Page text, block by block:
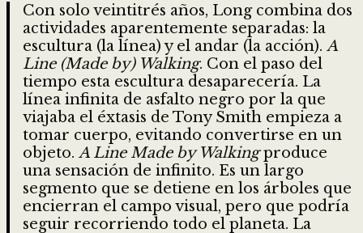
Con solo veintitrés años, Long combina dos
actividades aparentemente separadas: la
escultura (la línea) y el andar (la acción). A
Line (Made by) Walking. Con el paso del
tiempo esta escultura desaparecería. La
línea infinita de asfalto negro por la que
viajaba el éxtasis de Tony Smith empieza a
tomar cuerpo, evitando convertirse en un
objeto. A Line Made by Walkingproduce
una sensación de infinito. Es un largo
segmento que se detiene en los árboles que
encierran el campo visual, pero que podría
seguir recorriendo todo el planeta. La